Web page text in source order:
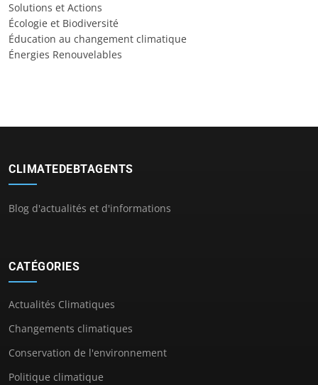
Solutions et Actions
Écologie et Biodiversité
Éducation au changement climatique
Énergies Renouvelables
CLIMATEDEBTAGENTS
Blog d'actualités et d'informations
CATÉGORIES
Actualités Climatiques
Changements climatiques
Conservation de l'environnement
Politique climatique